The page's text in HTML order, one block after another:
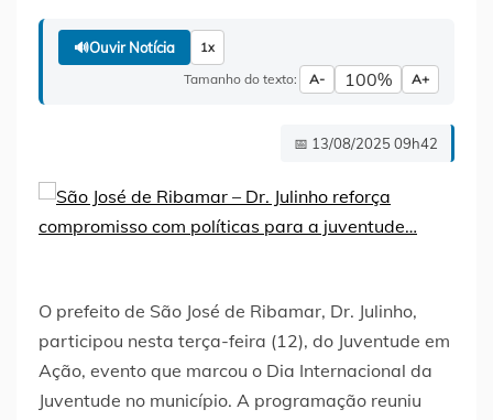
🔊Ouvir Notícia 1x
Tamanho do texto: A- 100% A+
📅 13/08/2025 09h42
O prefeito de São José de Ribamar, Dr. Julinho,
participou nesta terça-feira (12), do Juventude em
Ação, evento que marcou o Dia Internacional da
Juventude no município. A programação reuniu